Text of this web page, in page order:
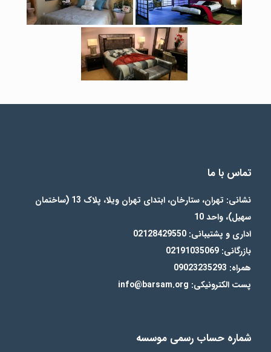
تماس با ما
نشانی: تهران، ستارخان، ابتدای تهران ویلا، پلاک 13 (ساختمان
سهیل)، واحد 10
اداری و پشتیبانی: 02128429550
بازرگانی: 02191035069
همراه: 09023235293
پست الکترونیکی: info@barsam.org
شماره حساب رسمی موسسه